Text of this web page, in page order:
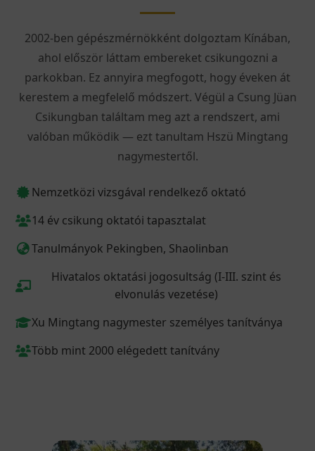
2002-ben gépészmérnökként dolgoztam Kínában,
ahol először láttam embereket csikungozni a
parkokban. Ez annyira megfogott, hogy éveken át
kerestem a megfelelő módszert. Végül a Csung Jüan
Csikungban találtam meg azt a rendszert, ami
valóban működik — ezt tanultam Hszü Mingtang
nagymestertől.
Nemzetközi vizsgával rendelkező oktató
14 év csikung oktatói tapasztalat
Tanulmányok Pekingben, Shaolinban
Hivatalos oktatási jogosultság (I-III. szint és
elvonulás vezetése)
Xu Mingtang nagymester személyes tanítványa
Több mint 2000 elégedett tanítvány